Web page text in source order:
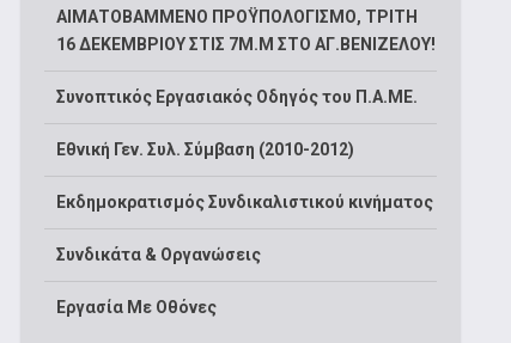
ΑΙΜΑΤΟΒΑΜΜΕΝΟ ΠΡΟΫΠΟΛΟΓΙΣΜΟ, ΤΡΙΤΗ
16 ΔΕΚΕΜΒΡΙΟΥ ΣΤΙΣ 7Μ.Μ ΣΤΟ ΑΓ.ΒΕΝΙΖΕΛΟΥ!
Συνοπτικός Εργασιακός Οδηγός του Π.Α.ΜΕ.
Εθνική Γεν. Συλ. Σύμβαση (2010-2012)
Εκδημοκρατισμός Συνδικαλιστικού κινήματος
Συνδικάτα & Οργανώσεις
Εργασία Με Οθόνες